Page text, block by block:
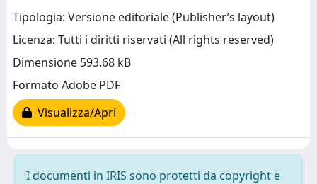
Tipologia: Versione editoriale (Publisher’s layout)
Licenza: Tutti i diritti riservati (All rights reserved)
Dimensione 593.68 kB
Formato Adobe PDF
Visualizza/Apri
I documenti in IRIS sono protetti da copyright e